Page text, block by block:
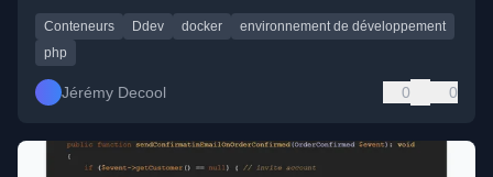
Conteneurs Ddev docker
environnement de développement
php
Jérémy Decool 0 0